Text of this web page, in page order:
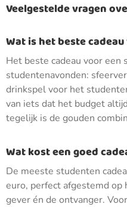
Veelgestelde vragen
Wat is het beste
Het beste cadeau voor
studentenavonden:
drinkspel voor het
van iets dat het budget
tegelijk is de gouden
Wat kost een goed
De meeste studenten
euro, perfect afgestemd
gever én de ontvanger.